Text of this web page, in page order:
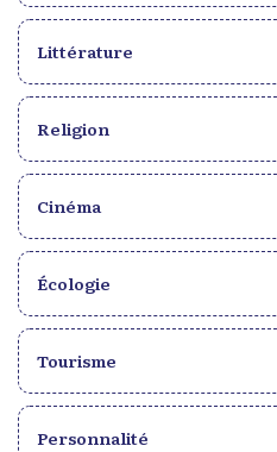
Littérature
Religion
Cinéma
Écologie
Tourisme
Personnalité